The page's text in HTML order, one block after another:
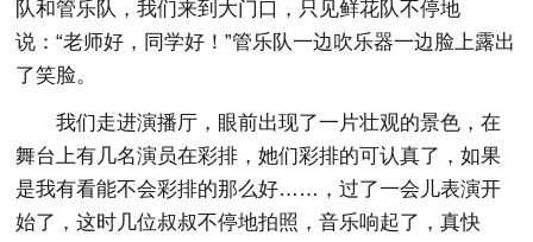
队和管乐队，我们来到大门口，只见鲜花队不停地
说：“老师好，同学好！”管乐队一边吹乐器一边脸上露出
了笑脸。
我们走进演播厅，眼前出现了一片壮观的景色，在
舞台上有几名演员在彩排，她们彩排的可认真了，如果
是我有看能不会彩排的那么好……，过了一会儿表演开
始了，这时几位叔叔不停地拍照，音乐响起了，真快